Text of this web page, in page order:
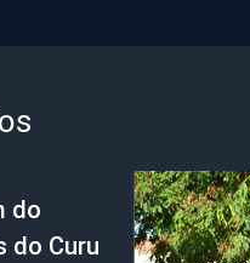
do
do Curu